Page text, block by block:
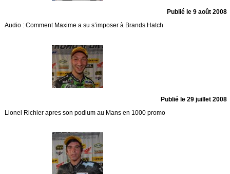
Publié le 9 août 2008
Audio : Comment Maxime a su s’imposer à Brands Hatch
Publié le 29 juillet 2008
Lionel Richier apres son podium au Mans en 1000 promo